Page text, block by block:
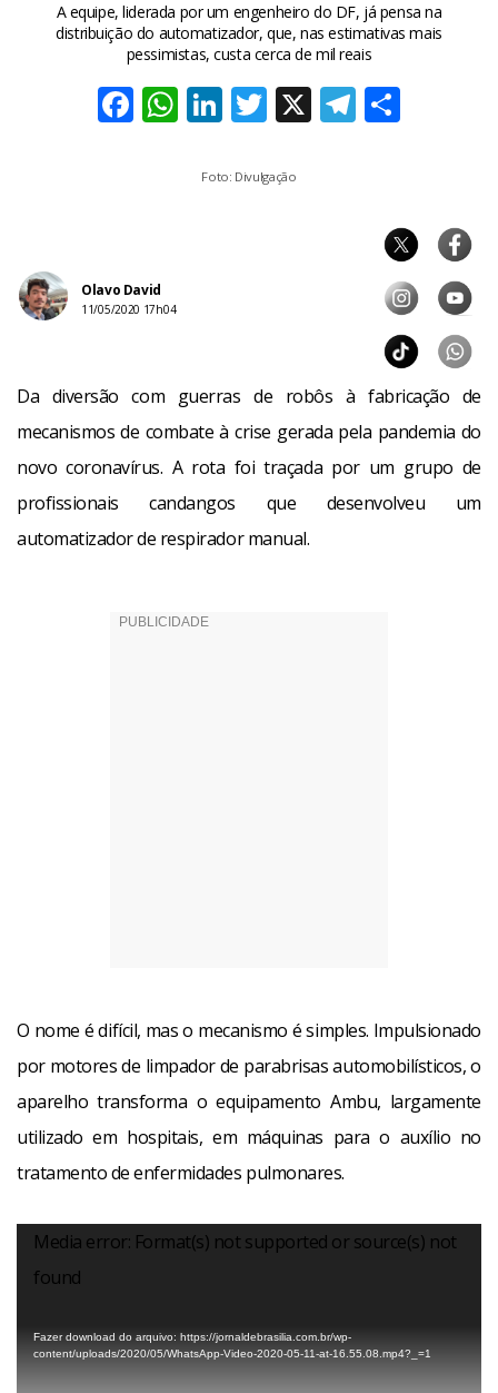
A equipe, liderada por um engenheiro do DF, já pensa na
distribuição do automatizador, que, nas estimativas mais
pessimistas, custa cerca de mil reais
Facebook
WhatsApp
LinkedIn
Twitter
X
Foto: Divulgação
Olavo David
11/05/2020 17h04
Da diversão com guerras de robôs à fabricação de
mecanismos de combate à crise gerada pela pandemia do
novo coronavírus. A rota foi traçada por um grupo de
profissionais candangos que desenvolveu um
automatizador de respirador manual.
O nome é difícil, mas o mecanismo é simples. Impulsionado
por motores de limpador de parabrisas automobilísticos, o
aparelho transforma o equipamento Ambu, largamente
utilizado em hospitais, em máquinas para o auxílio no
tratamento de enfermidades pulmonares.
Tocador
Media error: Format(s) not supported or source(s) not
found
Fazer download do arquivo: https://jornaldebrasilia.com.br/wp-
content/uploads/2020/05/WhatsApp-Video-2020-05-11-at-16.55.08.mp4?_=1